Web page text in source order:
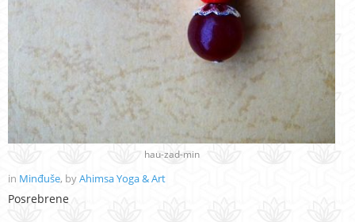
hau-zad-min
in Minđuše, byAhimsa Yoga & Art
Posrebrene